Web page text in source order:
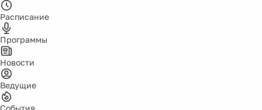
Расписание
Программы
Новости
Ведущие
События